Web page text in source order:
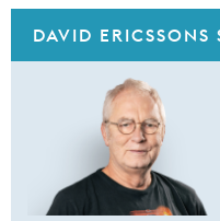
DAVID ERICSSONS